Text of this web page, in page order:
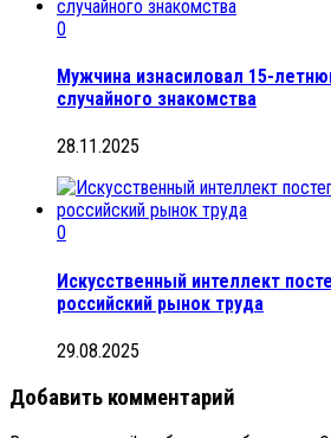
0
Мужчина изнасиловал 15-
случайного знакомства
28.11.2025
0
Искусственный интеллект
российский рынок труда
29.08.2025
Добавить комментарий